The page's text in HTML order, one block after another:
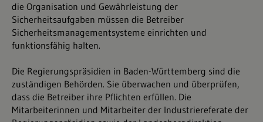
die Organisation und Gewährleistung der
Sicherheitsaufgaben müssen die Betreiber
Sicherheitsmanagementsysteme einrichten und
funktionsfähig halten.
Die Regierungspräsidien in Baden-Württemberg sind die
zuständigen Behörden. Sie überwachen und überprüfen,
dass die Betreiber ihre Pflichten erfüllen. Die
Mitarbeiterinnen und Mitarbeiter der Industriereferate der